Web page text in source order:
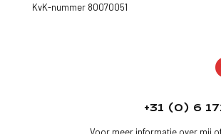
KvK-nummer 80070051
+31 (0) 6